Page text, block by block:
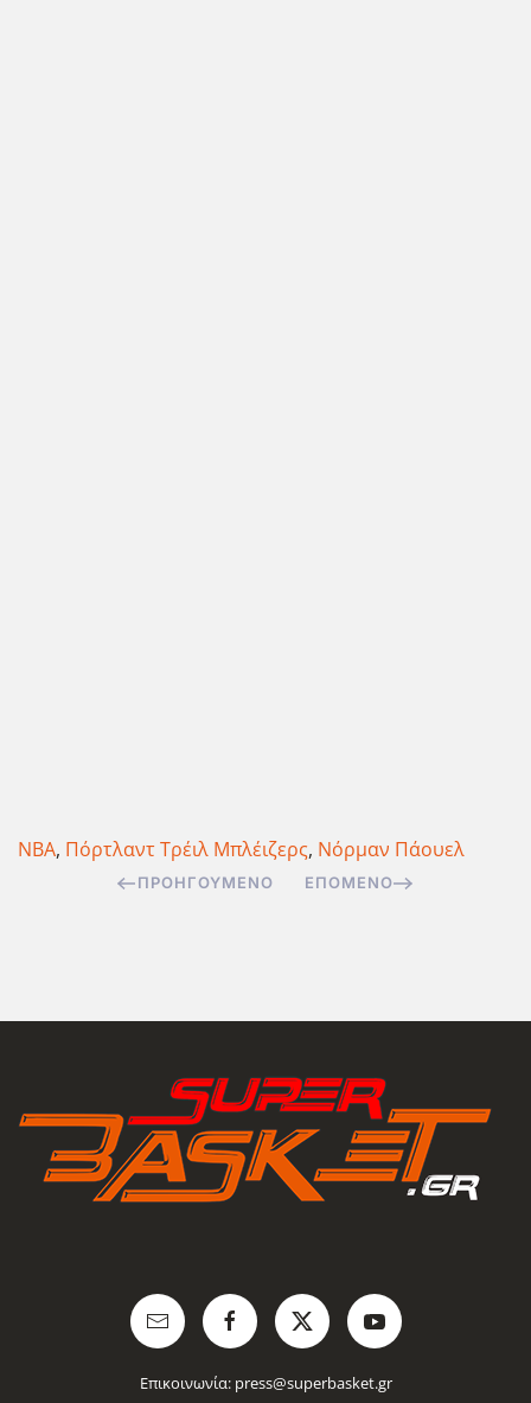
NBA, Πόρτλαντ Τρέιλ Μπλέιζερς, Νόρμαν Πάουελ
ΠΡΟΗΓΟΎΜΕΝΟ ΕΠΌΜΕΝΟ
Επικοινωνία: press@superbasket.gr